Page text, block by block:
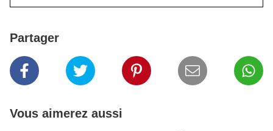
Partager
Vous aimerez aussi